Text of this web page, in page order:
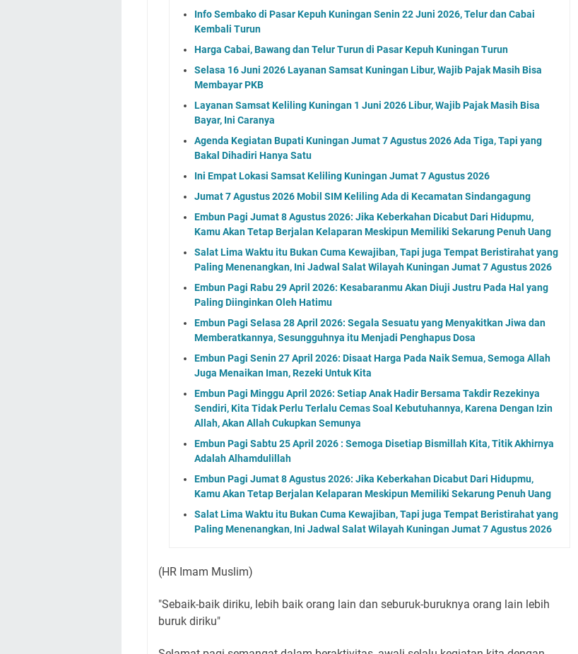
Info Sembako di Pasar Kepuh Kuningan Senin 22 Juni 2026, Telur dan Cabai
Kembali Turun
Harga Cabai, Bawang dan Telur Turun di Pasar Kepuh Kuningan Turun
Selasa 16 Juni 2026 Layanan Samsat Kuningan Libur, Wajib Pajak Masih Bisa
Membayar PKB
Layanan Samsat Keliling Kuningan 1 Juni 2026 Libur, Wajib Pajak Masih Bisa
Bayar, Ini Caranya
Agenda Kegiatan Bupati Kuningan Jumat 7 Agustus 2026 Ada Tiga, Tapi yang
Bakal Dihadiri Hanya Satu
Ini Empat Lokasi Samsat Keliling Kuningan Jumat 7 Agustus 2026
Jumat 7 Agustus 2026 Mobil SIM Keliling Ada di Kecamatan Sindangagung
Embun Pagi Jumat 8 Agustus 2026: Jika Keberkahan Dicabut Dari Hidupmu,
Kamu Akan Tetap Berjalan Kelaparan Meskipun Memiliki Sekarung Penuh Uang
Salat Lima Waktu itu Bukan Cuma Kewajiban, Tapi juga Tempat Beristirahat yang
Paling Menenangkan, Ini Jadwal Salat Wilayah Kuningan Jumat 7 Agustus 2026
Embun Pagi Rabu 29 April 2026: Kesabaranmu Akan Diuji Justru Pada Hal yang
Paling Diinginkan Oleh Hatimu
Embun Pagi Selasa 28 April 2026: Segala Sesuatu yang Menyakitkan Jiwa dan
Memberatkannya, Sesungguhnya itu Menjadi Penghapus Dosa
Embun Pagi Senin 27 April 2026: Disaat Harga Pada Naik Semua, Semoga Allah
Juga Menaikan Iman, Rezeki Untuk Kita
Embun Pagi Minggu April 2026: Setiap Anak Hadir Bersama Takdir Rezekinya
Sendiri, Kita Tidak Perlu Terlalu Cemas Soal Kebutuhannya, Karena Dengan Izin
Allah, Akan Allah Cukupkan Semunya
Embun Pagi Sabtu 25 April 2026 : Semoga Disetiap Bismillah Kita, Titik Akhirnya
Adalah Alhamdulillah
Embun Pagi Jumat 8 Agustus 2026: Jika Keberkahan Dicabut Dari Hidupmu,
Kamu Akan Tetap Berjalan Kelaparan Meskipun Memiliki Sekarung Penuh Uang
Salat Lima Waktu itu Bukan Cuma Kewajiban, Tapi juga Tempat Beristirahat yang
Paling Menenangkan, Ini Jadwal Salat Wilayah Kuningan Jumat 7 Agustus 2026
(HR Imam Muslim)
"Sebaik-baik diriku, lebih baik orang lain dan seburuk-buruknya orang lain lebih
buruk diriku"